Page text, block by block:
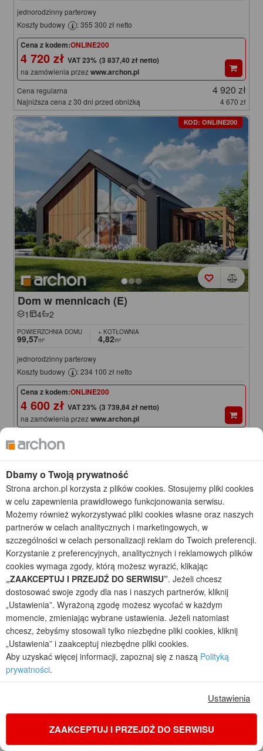
jednorodzinny parterowy
Koszty budowy
: 355 300 zł netto
Cena z kodem:ONLINE200
4 720 zł (3 837,40 zł netto)
na zamówienia przezwww.archon.pl
Cena regularna 4 920 zł
Najniższa cena z 30 dni przed obniżką 4 670 zł
KOD: ONLINE200
Dom w mennicach (E)
1 4 2
POWIERZCHNIA DOMU
99,57m²
+ KOTŁOWNIA
4,82m²
jednorodzinny parterowy
Koszty budowy
: 234 100 zł netto
Cena z kodem:ONLINE200
4 600 zł (3 739,84 zł netto)
na zamówienia przezwww.archon.pl
Cena regularna
Najniższa cena z 30 dni przed obniżką
Dom w bukietnicach (E) OZE
1 4 2
110,23 5,19
Dbamy o Twoją prywatność
Strona archon.pl korzysta z plików cookies. Stosujemy pliki cookies
w celu zapewnienia prawidłowego funkcjonowania serwisu.
Możemy również wykorzystywać pliki cookies własne oraz naszych
partnerów w celach analitycznych i marketingowych, w
szczególności w celach personalizacji reklam do Twoich preferencji.
Korzystanie z preferencyjnych, analitycznych i reklamowych plików
cookies wymaga zgody, którą możesz wyrazić, klikając
„ZAAKCEPTUJ I PRZEJDŹ DO SERWISU”. Jeżeli chcesz
dostosować swoje zgody dla nas i naszych partnerów, kliknij
„Ustawienia”. Wyrażoną zgodę możesz wycofać w każdym
momencie, zmieniając wybrane ustawienia. Jeżeli natomiast
chcesz, żebyśmy stosowali tylko niezbędne pliki cookies, kliknij
„Ustawienia” i zaakceptuj niezbędne pliki cookies.
Aby uzyskać więcej informacji, zapoznaj się z naszą Polityką
prywatności.
Ustawienia
ZAAKCEPTUJ I PRZEJDŹ DO SERWISU